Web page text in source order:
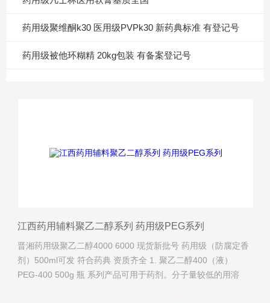
药用级聚维酮k30 医用级PVPk30 新药典标准 有登记号
药用级被他环糊精 20kg包装 有备案登记号
江西药用辅料聚乙二醇系列 药用级PEG系列
晋湘药用级聚乙二醇4000 6000 现货新批号 药用级（防腐定香
剂）500ml可发 符合药典 资质齐全 1. 聚乙二醇400（液）
PEG-400 500g 瓶 系列产品可用于药剂。分子量较低的用溶